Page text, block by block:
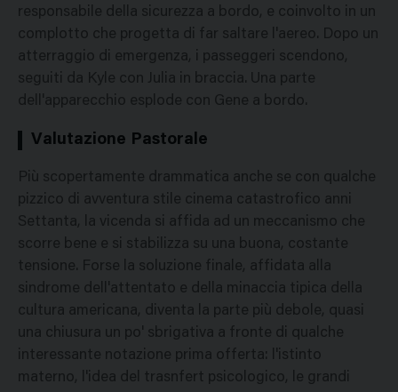
responsabile della sicurezza a bordo, e coinvolto in un
complotto che progetta di far saltare l'aereo. Dopo un
atterraggio di emergenza, i passeggeri scendono,
seguiti da Kyle con Julia in braccia. Una parte
dell'apparecchio esplode con Gene a bordo.
Valutazione Pastorale
Più scopertamente drammatica anche se con qualche
pizzico di avventura stile cinema catastrofico anni
Settanta, la vicenda si affida ad un meccanismo che
scorre bene e si stabilizza su una buona, costante
tensione. Forse la soluzione finale, affidata alla
sindrome dell'attentato e della minaccia tipica della
cultura americana, diventa la parte più debole, quasi
una chiusura un po' sbrigativa a fronte di qualche
interessante notazione prima offerta: l'istinto
materno, l'idea del trasnfert psicologico, le grandi